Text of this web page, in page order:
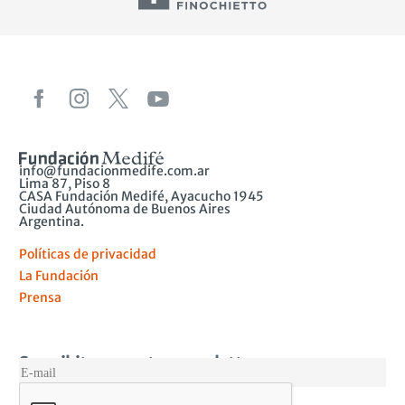
info@fundacionmedife.com.ar
Lima 87, Piso 8
CASA Fundación Medifé, Ayacucho 1945
Ciudad Autónoma de Buenos Aires
Argentina.
Políticas de privacidad
La Fundación
Prensa
Suscribite a nuestro newsletter